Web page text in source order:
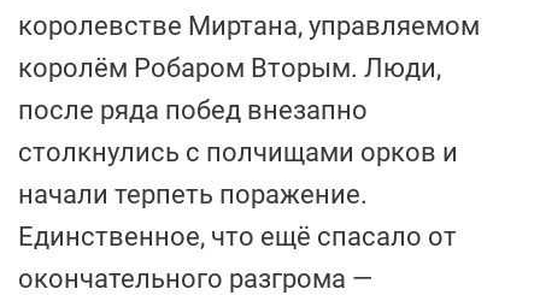
королевстве Миртана, управляемом
королём Робаром Вторым. Люди,
после ряда побед внезапно
столкнулись с полчищами орков и
начали терпеть поражение.
Единственное, что ещё спасало от
окончательного разгрома —